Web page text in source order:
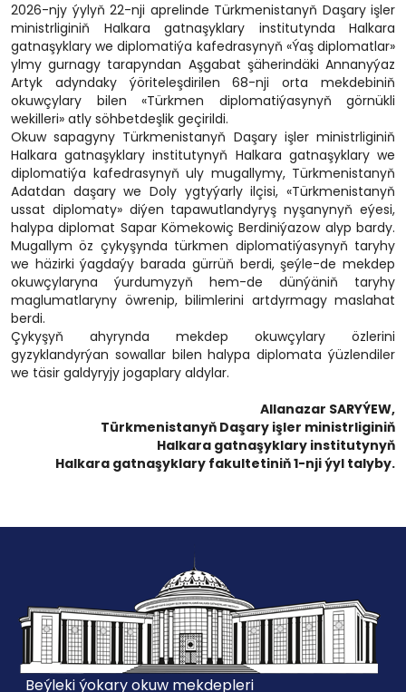
2026-njy ýylyň 22-nji aprelinde Türkmenistanyň Daşary işler
ministrliginiň Halkara gatnaşyklary institutynda Halkara
gatnaşyklary we diplomatiýa kafedrasynyň «Ýaş diplomatlar»
ylmy gurnagy tarapyndan Aşgabat şäherindäki Annanyýaz
Artyk adyndaky ýöriteleşdirilen 68-nji orta mekdebiniň
okuwçylary bilen «Türkmen diplomatiýasynyň görnükli
wekilleri» atly söhbetdeşlik geçirildi.
Okuw sapagyny Türkmenistanyň Daşary işler ministrliginiň
Halkara gatnaşyklary institutynyň Halkara gatnaşyklary we
diplomatiýa kafedrasynyň uly mugallymy, Türkmenistanyň
Adatdan daşary we Doly ygtyýarly ilçisi, «Türkmenistanyň
ussat diplomaty» diýen tapawutlandyryş nyşanynyň eýesi,
halypa diplomat Sapar Kömekowiç Berdiniýazow alyp bardy.
Mugallym öz çykyşynda türkmen diplomatiýasynyň taryhy
we häzirki ýagdaýy barada gürrüň berdi, şeýle-de mekdep
okuwçylaryna ýurdumyzyň hem-de dünýäniň taryhy
maglumatlaryny öwrenip, bilimlerini artdyrmagy maslahat
berdi.
Çykyşyň ahyrynda mekdep okuwçylary özlerini
gyzyklandyrýan sowallar bilen halypa diplomata ýüzlendiler
we täsir galdyryjy jogaplary aldylar.
Allanazar SARYÝEW,
Türkmenistanyň Daşary işler ministrliginiň
Halkara gatnaşyklary institutynyň
Halkara gatnaşyklary fakultetiniň 1-nji ýyl talyby.
Beýleki ýokary okuw mekdepleri